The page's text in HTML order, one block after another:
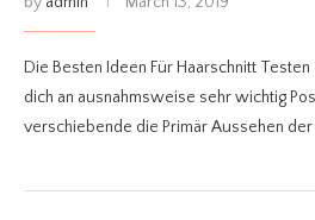
Die Besten Ideen Für Haarschnitt
dich an ausnahmsweise sehr wichtig
verschiebende die Primär Aussehen